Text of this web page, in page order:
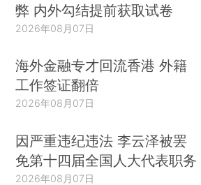
弊 内外勾结提前获取试卷
2026年08月07日
海外金融专才回流香港 外籍
工作签证翻倍
2026年08月07日
因严重违纪违法 李云泽被罢
免第十四届全国人大代表职务
2026年08月07日